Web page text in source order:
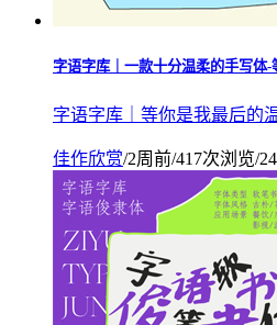
字语字库｜一款十分温柔的手写体
字语字库｜等你是我最后的
佳作欣赏/2周前/417次浏览/